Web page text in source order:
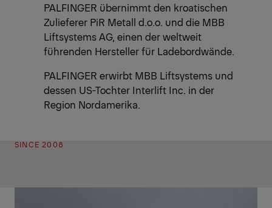
PALFINGER übernimmt den kroatischen
Zulieferer PiR Metall d.o.o. und die MBB
Liftsystems AG, einen der weltweit
führenden Hersteller für Ladebordwände.
PALFINGER erwirbt MBB Liftsystems und
dessen US-Tochter Interlift Inc. in der
Region Nordamerika.
SINCE 2008